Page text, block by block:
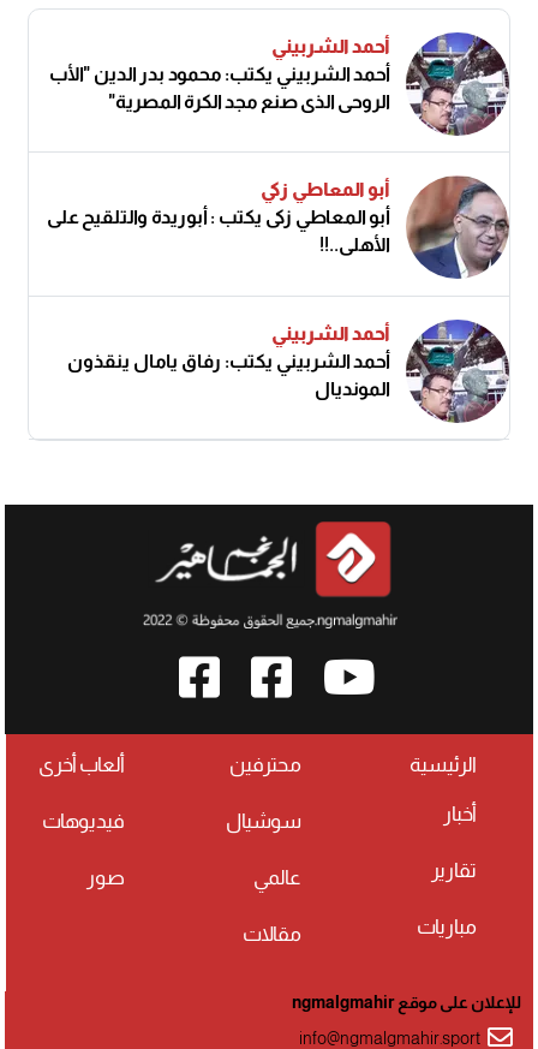
أحمد الشربيني
أحمد الشربيني يكتب: محمود بدر الدين "الأب
الروحي الذي صنع مجد الكرة المصرية"
أبو المعاطي زكي
أبو المعاطي زكى يكتب : أبوريدة والتلقيح على
الأهلى..!!
أحمد الشربيني
أحمد الشربيني يكتب: رفاق يامال ينقذون
المونديال
الرئيسية
أخبار
تقارير
مباريات
محترفين
سوشيال
عالمي
مقالات
ألعاب أخرى
فيديوهات
صور
للإعلان على موقع ngmalgmahir
info@ngmalgmahir.sport